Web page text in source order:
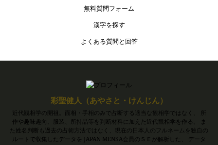
無料質問フォーム
漢字を探す
よくある質問と回答
彩聖健人（あやさと・けんじん）
近代観相学の開祖。面相・手相のみで占断する適当な観相学ではなく、 所
作や趣味趣向、服装、所持品等を判断材料に加えた近代観相学を作る。 ま
た姓名判断も過去の占術方法ではなく、現在の日本人のフルネームを独自の
ルートで収集したデータを JAPAN MENSA会員のＳＥが解析した、 データ